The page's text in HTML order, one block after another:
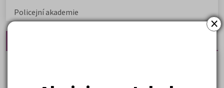
×
Policejní akademie